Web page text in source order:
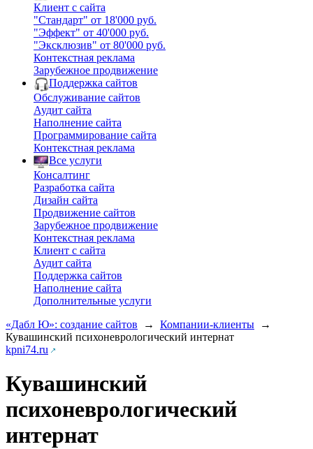
Клиент с сайта
"Стандарт" от 18'000 руб.
"Эффект" от 40'000 руб.
"Эксклюзив" от 80'000 руб.
Контекстная реклама
Зарубежное продвижение
Поддержка сайтов
Обслуживание сайтов
Аудит сайта
Наполнение сайта
Программирование сайта
Контекстная реклама
Все услуги
Консалтинг
Разработка сайта
Дизайн сайта
Продвижение сайтов
Зарубежное продвижение
Контекстная реклама
Клиент с сайта
Аудит сайта
Поддержка сайтов
Наполнение сайта
Дополнительные услуги
«Дабл Ю»: создание сайтов
→ Компании-клиенты
→
Кувашинский психоневрологический интернат
kpni74.ru
Кувашинский
психоневрологический
интернат